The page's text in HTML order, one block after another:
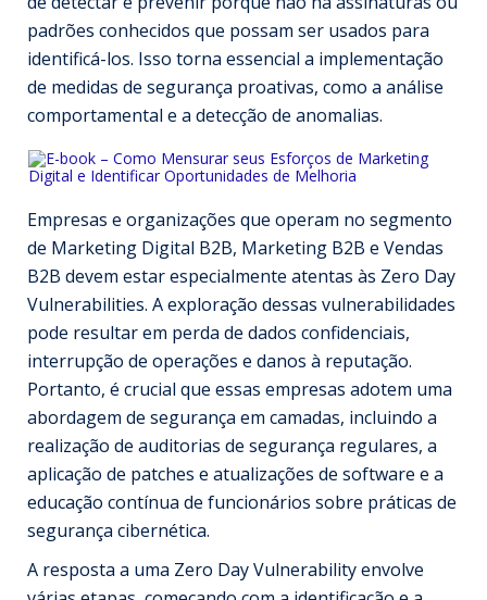
padrões conhecidos que possam ser usados para
identificá-los. Isso torna essencial a implementação
de medidas de segurança proativas, como a análise
comportamental e a detecção de anomalias.
Empresas e organizações que operam no segmento
de Marketing Digital B2B, Marketing B2B e Vendas
B2B devem estar especialmente atentas às Zero Day
Vulnerabilities. A exploração dessas vulnerabilidades
pode resultar em perda de dados confidenciais,
interrupção de operações e danos à reputação.
Portanto, é crucial que essas empresas adotem uma
abordagem de segurança em camadas, incluindo a
realização de auditorias de segurança regulares, a
aplicação de patches e atualizações de software e a
educação contínua de funcionários sobre práticas de
segurança cibernética.
A resposta a uma Zero Day Vulnerability envolve